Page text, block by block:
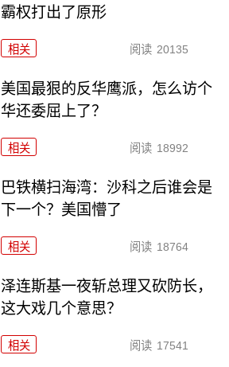
霸权打出了原形
相关 阅读 20135
美国最狠的反华鹰派，怎么访个
华还委屈上了？
相关 阅读 18992
巴铁横扫海湾：沙科之后谁会是
下一个？美国懵了
相关 阅读 18764
泽连斯基一夜斩总理又砍防长，
这大戏几个意思？
相关 阅读 17541